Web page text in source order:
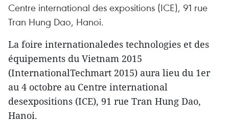
Centre international des expositions (ICE), 91 rue
Tran Hung Dao, Hanoi.
La foire internationaledes technologies et des
équipements du Vietnam 2015
(InternationalTechmart 2015) aura lieu du 1er
au 4 octobre au Centre international
desexpositions (ICE), 91 rue Tran Hung Dao,
Hanoi.